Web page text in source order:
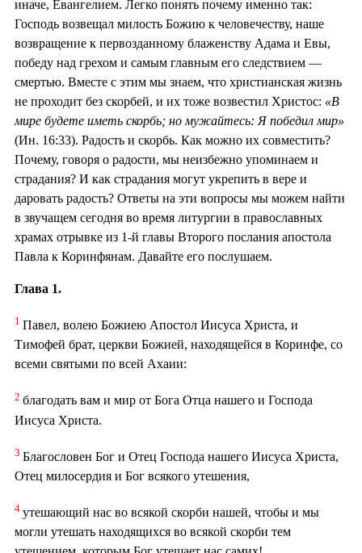
иначе, Евангелием. Легко понять почему именно так:
Господь возвещал милость Божию к человечеству, наше
возвращение к первозданному блаженству Адама и Евы,
победу над грехом и самым главным его следствием —
смертью. Вместе с этим мы знаем, что христианская жизнь
не проходит без скорбей, и их тоже возвестил Христос: «В
мире будете иметь скорбь; но мужайтесь: Я победил мир»
(Ин. 16:33). Радость и скорбь. Как можно их совместить?
Почему, говоря о радости, мы неизбежно упоминаем и
страдания? И как страдания могут укрепить в вере и
даровать радость? Ответы на эти вопросы мы можем найти
в звучащем сегодня во время литургии в православных
храмах отрывке из 1-й главы Второго послания апостола
Павла к Коринфянам. Давайте его послушаем.
Глава 1.
1 Павел, волею Божиею Апостол Иисуса Христа, и
Тимофей брат, церкви Божией, находящейся в Коринфе, со
всеми святыми по всей Ахаии:
2 благодать вам и мир от Бога Отца нашего и Господа
Иисуса Христа.
3 Благословен Бог и Отец Господа нашего Иисуса Христа,
Отец милосердия и Бог всякого утешения,
4 утешающий нас во всякой скорби нашей, чтобы и мы
могли утешать находящихся во всякой скорби тем